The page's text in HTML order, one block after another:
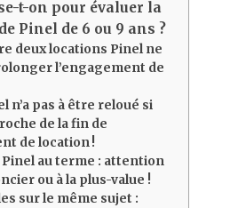
t-on pour évaluer la
Pinel de 6 ou 9 ans ?
deux locations Pinel ne
l’engagement de
n’a pas à être reloué si
de la fin de
de location !
Pinel au terme : attention
ou à la plus-value !
sur le même sujet :